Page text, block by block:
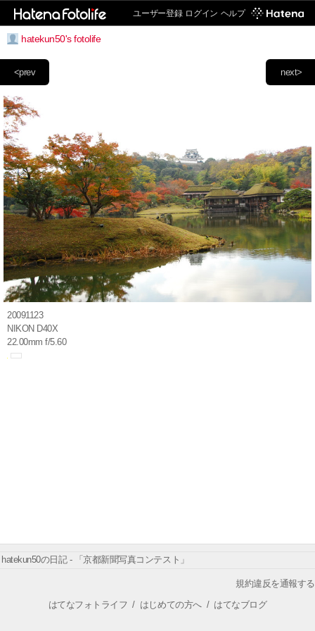
ユーザー登録 ログイン ヘルプ
hatekun50's fotolife
next>
<prev
20091123
NIKON D40X
22.00mm f/5.60
hatekun50の日記 - 「京都新聞写真コンテスト」
規約違反を通報する
はてなフォトライフ / はじめての方へ/ はてなブログ